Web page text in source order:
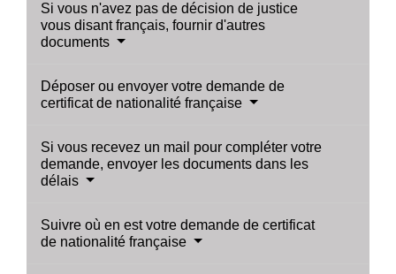
Si vous n'avez pas de décision de justice
vous disant français, fournir d'autres
documents
Déposer ou envoyer votre demande de
certificat de nationalité française
Si vous recevez un mail pour compléter votre
demande, envoyer les documents dans les
délais
Suivre où en est votre demande de certificat
de nationalité française